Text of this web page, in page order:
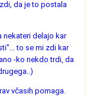
da je to postala
nekateri delajo kar
to se mi zdi kar
-ko nekdo trdi, da
včasih pomaga.